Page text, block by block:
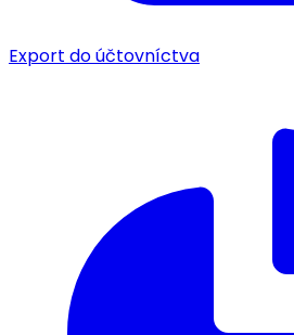
Export do účtovníctva